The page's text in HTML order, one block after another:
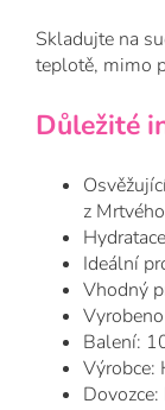
Skladujte na
teplotě, mimo
Důležité
z
Ideální
Vhodný
Balení:
Výrobce: